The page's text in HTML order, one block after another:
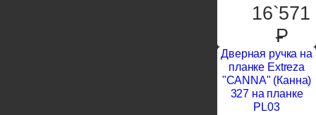
16`571
P
Дверная ручка на
планке Extreza
"CANNA" (Канна)
327 на планке
PL03